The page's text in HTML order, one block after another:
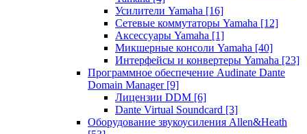
Усилители Yamaha [16]
Сетевые коммутаторы Yamaha [12]
Аксессуары Yamaha [1]
Микшерные консоли Yamaha [40]
Интерфейсы и конвертеры Yamaha [23]
Программное обеспечение Audinate Dante
Domain Manager [9]
Лицензии DDM [6]
Dante Virtual Soundcard [3]
Оборудование звукоусиления Allen&Heath